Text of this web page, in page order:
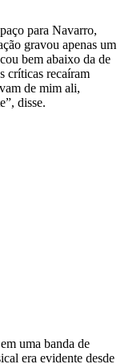
para Navarro,
gravou apenas um
bem abaixo da de
críticas recaíram
de mim ali,
disse.
em uma banda de
era evidente desde